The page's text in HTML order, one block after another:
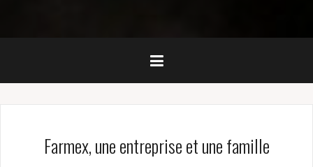
Farmex, une entreprise et une famille